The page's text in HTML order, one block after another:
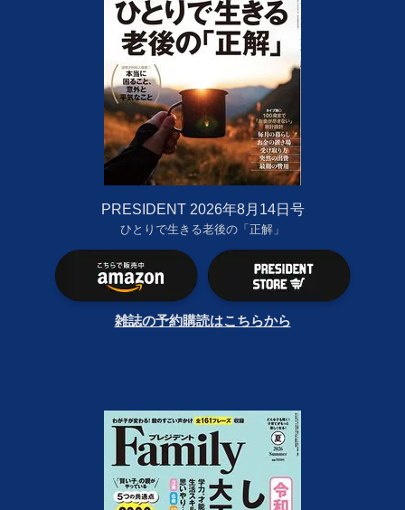
PRESIDENT 2026年8月14日号
ひとりで生きる老後の「正解」
雑誌の予約購読はこちらから